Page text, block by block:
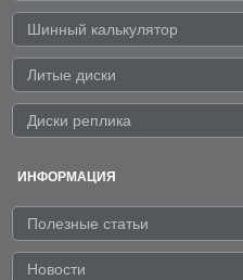
Шинный калькулятор
Литые диски
Диски реплика
ИНФОРМАЦИЯ
Полезные статьи
Новости